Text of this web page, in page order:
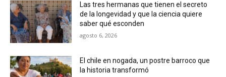
Las tres hermanas que tienen el secreto
de la longevidad y que la ciencia quiere
saber qué esconden
agosto 6, 2026
El chile en nogada, un postre barroco que
la historia transformó